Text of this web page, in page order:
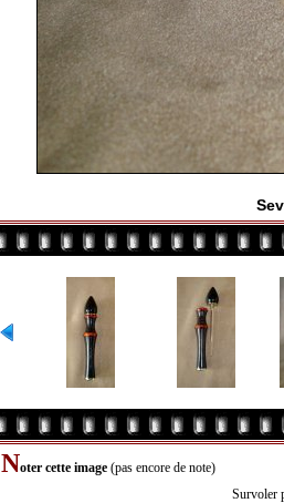
Noter cette image (pas encore de note)
Survoler